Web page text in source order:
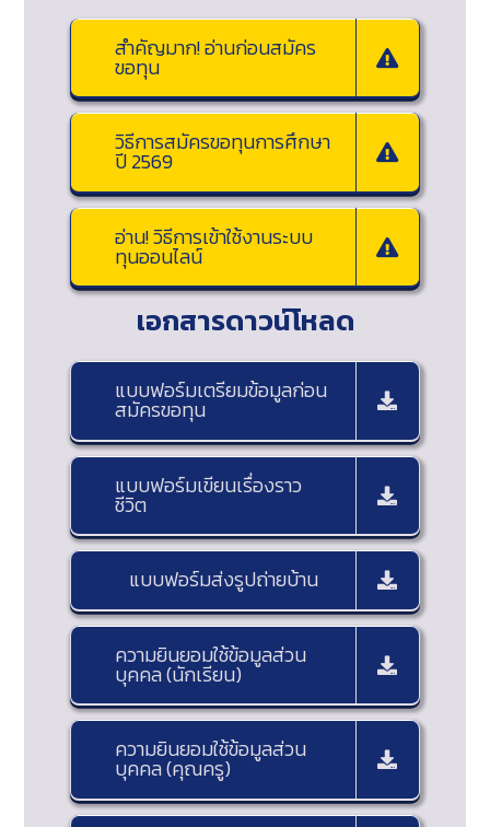
สำคัญมาก! อ่านก่อนสมัคร
ขอทุน
วิธีการสมัครขอทุนการศึกษา
ปี 2569
อ่าน! วิธีการเข้าใช้งานระบบ
ทุนออนไลน์
เอกสารดาวน์โหลด
แบบฟอร์มเตรียมข้อมูลก่อน
สมัครขอทุน
แบบฟอร์มเขียนเรื่องราว
ชีวิต
แบบฟอร์มส่งรูปถ่ายบ้าน
ความยินยอมใช้ข้อมูลส่วน
บุคคล (นักเรียน)
ความยินยอมใช้ข้อมูลส่วน
บุคคล (คุณครู)